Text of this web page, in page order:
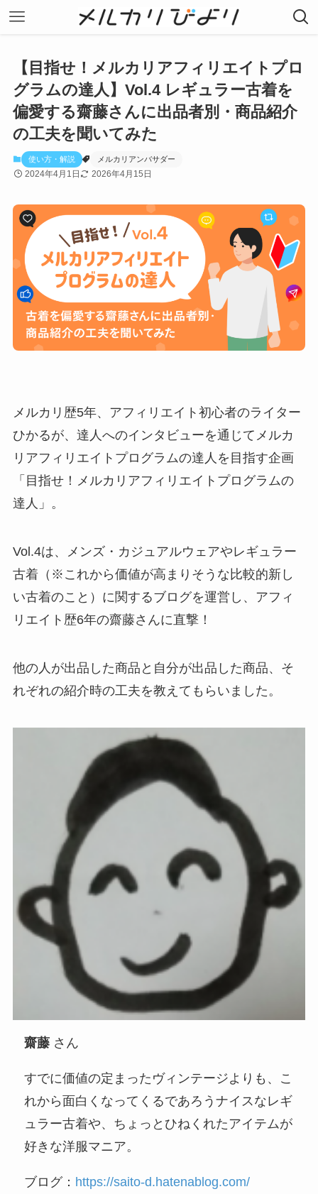
【目指せ！メルカリアフィリエイトプロ
グラムの達人】Vol.4 レギュラー古着を
偏愛する齋藤さんに出品者別・商品紹介
の工夫を聞いてみた
使い方・解説 メルカリアンバサダー
2024年4月1日 2026年4月15日
メルカリ歴5年、アフィリエイト初心者のライター
ひかるが、達人へのインタビューを通じてメルカ
リアフィリエイトプログラムの達人を目指す企画
「目指せ！メルカリアフィリエイトプログラムの
達人」。
Vol.4は​​、メンズ・カジュアルウェアやレギュラー
古着（※これから価値が高まりそうな比較的新し
い古着のこと）に関するブログを運営し、アフィ
リエイト歴6年の齋藤さんに直撃！
他の人が出品した商品と自分が出品した商品、そ
れぞれの紹介時の工夫を教えてもらいました。
齋藤 さん
すでに価値の定まったヴィンテージよりも、こ
れから面白くなってくるであろうナイスなレギ
ュラー古着や、ちょっとひねくれたアイテムが
好きな洋服マニア。
ブログ： https://saito-d.hatenablog.com/